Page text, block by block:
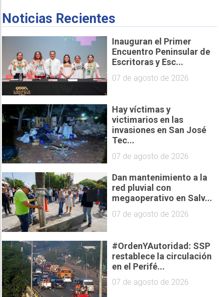
Noticias Recientes
Inauguran el Primer
Encuentro Peninsular de
Escritoras y Esc...
07 de agosto de 2026
Hay víctimas y
victimarios en las
invasiones en San José
Tec...
07 de agosto de 2026
Dan mantenimiento a la
red pluvial con
megaoperativo en Salv...
07 de agosto de 2026
#OrdenYAutoridad: SSP
restablece la circulación
en el Perifé...
07 de agosto de 2026